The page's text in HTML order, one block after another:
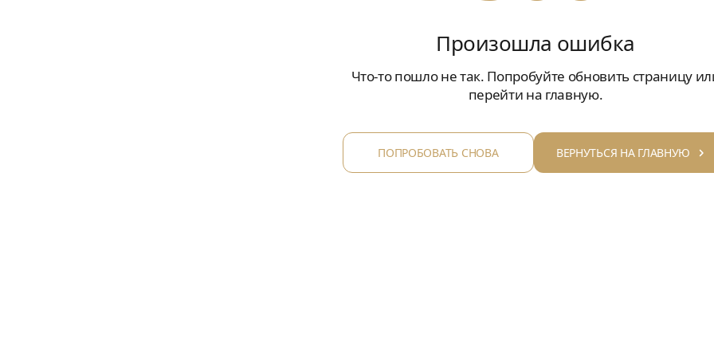
Произошла ошибка
Что-то пошло не так. Попробуйте обновить страницу
перейти на главную.
ПОПРОБОВАТЬ СНОВА ВЕРНУТЬСЯ НА ГЛАВНУЮ